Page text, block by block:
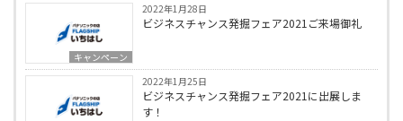
キャンペーン
2022年1月28日
ビジネスチャンス発掘フェア2021ご来場御礼
2022年1月25日
ビジネスチャンス発掘フェア2021に出展しま
す！